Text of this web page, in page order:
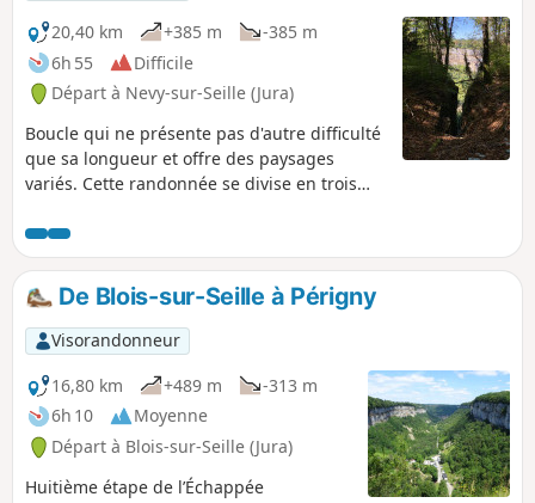
20,40 km
+385 m
-385 m
6h 55
Difficile
Départ à Nevy-sur-Seille (Jura)
Boucle qui ne présente pas d'autre difficulté
que sa longueur et offre des paysages
variés. Cette randonnée se divise en trois
jusqu'au plateau en pente douce ; le tour
des falaises presqu'à plat ; un retour en
descente.
De Blois-sur-Seille à Périgny
Visorandonneur
16,80 km
+489 m
-313 m
6h 10
Moyenne
Départ à Blois-sur-Seille (Jura)
Huitième étape de l’Échappée